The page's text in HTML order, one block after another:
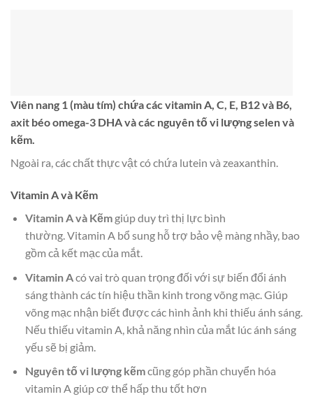
Viên nang 1 (màu tím) chứa các vitamin A, C, E, B12 và B6,
axit béo omega-3 DHA và các nguyên tố vi lượng selen và
kẽm.
Ngoài ra, các chất thực vật có chứa lutein và zeaxanthin.
Vitamin A và Kẽm
Vitamin A và Kẽmgiúp duy trì thị lực bình
thường. Vitamin A bổ sung hỗ trợ bảo vệ màng nhầy, bao
gồm cả kết mạc của mắt.
Vitamin Acó vai trò quan trọng đối với sự biến đổi ánh
sáng thành các tín hiệu thần kinh trong võng mạc. Giúp
võng mạc nhận biết được các hình ảnh khi thiếu ánh sáng.
Nếu thiếu vitamin A, khả năng nhìn của mắt lúc ánh sáng
yếu sẽ bị giảm.
Nguyên tố vi lượng kẽmcũng góp phần chuyển hóa
vitamin A giúp cơ thể hấp thu tốt hơn